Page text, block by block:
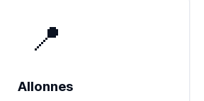
📍
Allonnes